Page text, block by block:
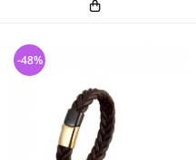
-48%